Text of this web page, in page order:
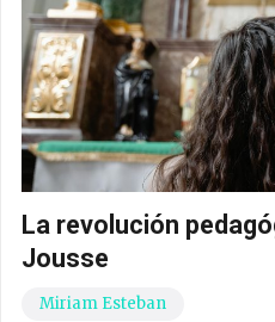
La revolución
Jousse
Miriam Esteban